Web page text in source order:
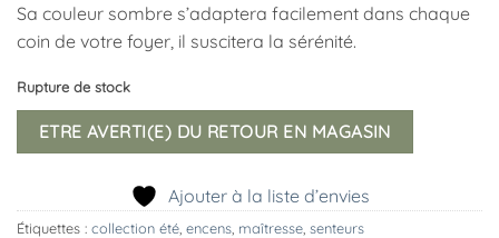
Sa couleur sombre s’adaptera facilement dans chaque
coin de votre foyer, il suscitera la sérénité.
Rupture de stock
ETRE AVERTI(E) DU RETOUR EN MAGASIN
Ajouter à la liste d’envies
Étiquettes : collection été encens maîtresse senteurs